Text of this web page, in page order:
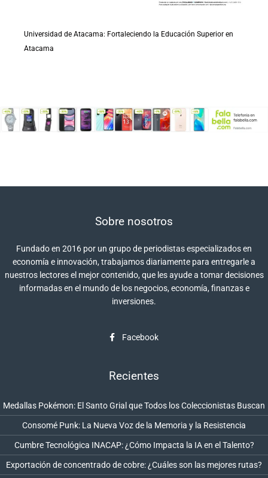
Universidad de Atacama: Fortaleciendo la Educación Superior en
Atacama
Sobre nosotros
Fundado en 2016 por un grupo de periodistas especializados en
economía e innovación, trabajamos diariamente para entregarle a
nuestros lectores el mejor contenido, que les ayude a tomar decisiones
informadas en el mundo de los negocios, economía, finanzas e
inversiones.
Facebook
Recientes
Medallas Pokémon: El Santo Grial que Todos los Coleccionistas Buscan
Consomé Punk: La Nueva Voz de la Memoria y la Resistencia
Cumbre Tecnológica INACAP: ¿Cómo Impacta la IA en el Talento?
Exportación de concentrado de cobre: ¿Cuáles son las mejores rutas?